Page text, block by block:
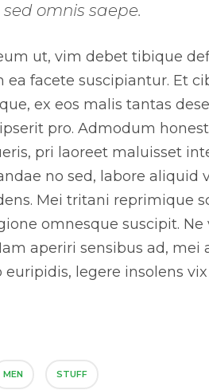
omnis saepe.
ut, vim debet tibique
facete suscipiantur. Et
ex eos malis tantas
pro. Admodum
pri laoreet maluisset
no sed, labore aliquid
Mei tritani reprimique
omnesque suscipit. Ne
aperiri sensibus ad, mei
legere insolens vix
MEN STUFF